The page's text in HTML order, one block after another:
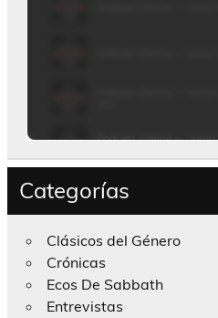
Categorías
Clásicos del Género
Crónicas
Ecos De Sabbath
Entrevistas